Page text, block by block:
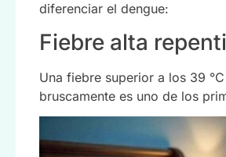
diferenciar el dengue:
Fiebre alta
Una fiebre superior a los 39
bruscamente es uno de los